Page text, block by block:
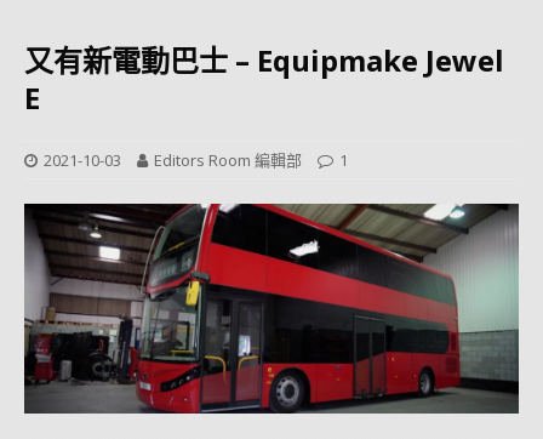
又有新電動巴士 – Equipmake Jewel
E
2021-10-03 Editors Room 編輯部 1